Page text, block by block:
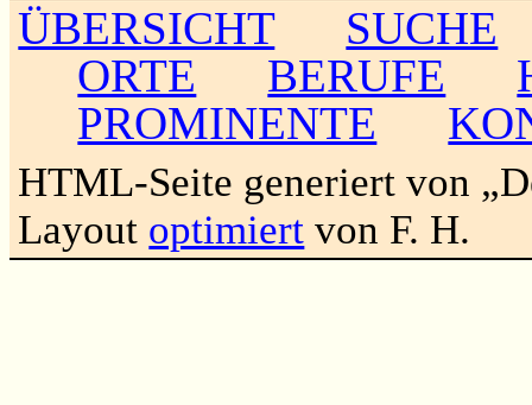
ÜBERSICHT
SUCHE
ORTE
BERUFE
PROMINENTE
HTML-Seite generiert von
Layout optimiert von F. H.